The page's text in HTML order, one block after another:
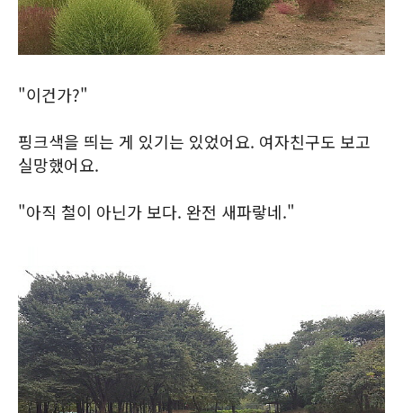
"이건가?"
핑크색을 띄는 게 있기는 있었어요. 여자친구도 보고
실망했어요.
"아직 철이 아닌가 보다. 완전 새파랗네."